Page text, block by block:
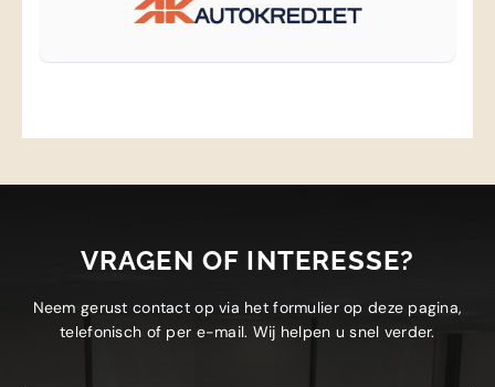
VRAGEN OF INTERESSE?
Neem gerust contact op via het formulier op deze pagina,
telefonisch of per e-mail. Wij helpen u snel verder.